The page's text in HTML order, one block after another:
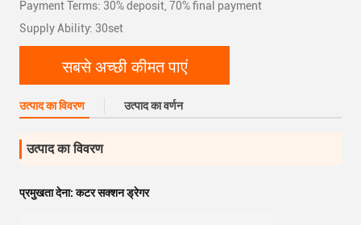
Payment Terms: 30% deposit, 70% final payment
Supply Ability: 30set
सबसे अच्छी कीमत पाएं
उत्पाद का विवरण उत्पाद का वर्णन
उत्पाद का विवरण
प्रमुखता देना:कटर सक्शन ड्रेगर